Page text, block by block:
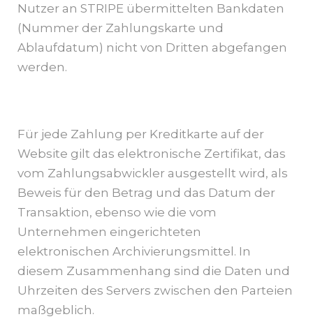
Nutzer an STRIPE übermittelten Bankdaten
(Nummer der Zahlungskarte und
Ablaufdatum) nicht von Dritten abgefangen
werden.
Für jede Zahlung per Kreditkarte auf der
Website gilt das elektronische Zertifikat, das
vom Zahlungsabwickler ausgestellt wird, als
Beweis für den Betrag und das Datum der
Transaktion, ebenso wie die vom
Unternehmen eingerichteten
elektronischen Archivierungsmittel. In
diesem Zusammenhang sind die Daten und
Uhrzeiten des Servers zwischen den Parteien
maßgeblich.